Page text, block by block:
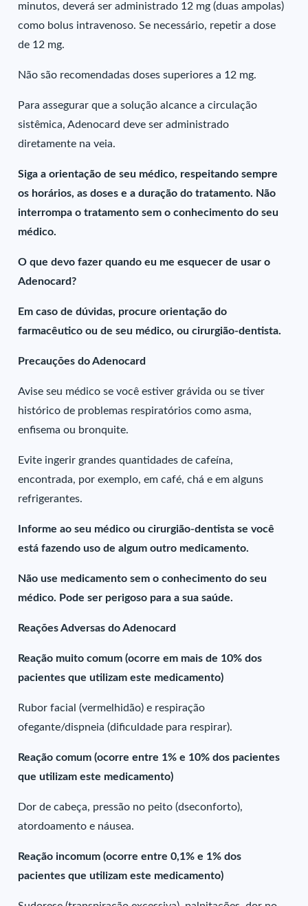
minutos, deverá ser administrado 12 mg (duas ampolas)
como bolus intravenoso. Se necessário, repetir a dose
de 12 mg.
Não são recomendadas doses superiores a 12 mg.
Para assegurar que a solução alcance a circulação
sistêmica, Adenocard deve ser administrado
diretamente na veia.
Siga a orientação de seu médico, respeitando sempre
os horários, as doses e a duração do tratamento. Não
interrompa o tratamento sem o conhecimento do seu
médico.
O que devo fazer quando eu me esquecer de usar o
Adenocard?
Em caso de dúvidas, procure orientação do
farmacêutico ou de seu médico, ou cirurgião-dentista.
Precauções do Adenocard
Avise seu médico se você estiver grávida ou se tiver
histórico de problemas respiratórios como asma,
enfisema ou bronquite.
Evite ingerir grandes quantidades de cafeína,
encontrada, por exemplo, em café, chá e em alguns
refrigerantes.
Informe ao seu médico ou cirurgião-dentista se você
está fazendo uso de algum outro medicamento.
Não use medicamento sem o conhecimento do seu
médico. Pode ser perigoso para a sua saúde.
Reações Adversas do Adenocard
Reação muito comum (ocorre em mais de 10% dos
pacientes que utilizam este medicamento)
Rubor facial (vermelhidão) e respiração
ofegante/dispneia (dificuldade para respirar).
Reação comum (ocorre entre 1% e 10% dos pacientes
que utilizam este medicamento)
Dor de cabeça, pressão no peito (dseconforto),
atordoamento e náusea.
Reação incomum (ocorre entre 0,1% e 1% dos
pacientes que utilizam este medicamento)